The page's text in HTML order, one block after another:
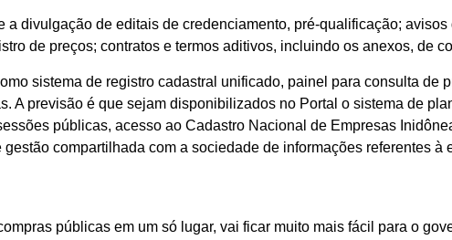
a divulgação de editais de credenciamento, pré-qualificação;
de preços; contratos e termos aditivos, incluindo os anexos, de
sistema de registro cadastral unificado, painel para consulta de
A previsão é que sejam disponibilizados no Portal o sistema de
públicas, acesso ao Cadastro Nacional de Empresas
compartilhada com a sociedade de informações referentes à
públicas em um só lugar, vai ficar muito mais fácil para o